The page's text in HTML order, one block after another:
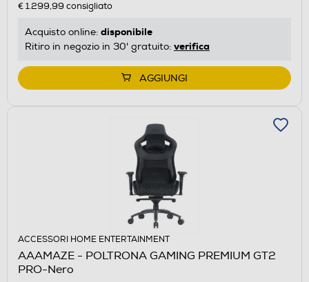
€ 1.299,99 consigliato
Acquisto online: disponibile
Ritiro in negozio in 30' gratuito: verifica
AGGIUNGI
ACCESSORI HOME ENTERTAINMENT
AAAMAZE - POLTRONA GAMING PREMIUM GT2
PRO-Nero